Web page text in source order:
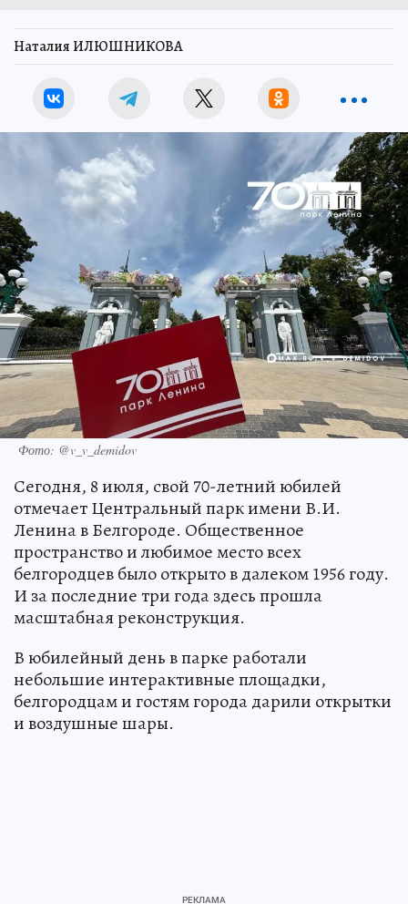
Наталия ИЛЮШНИКОВА
Фото: @v_v_demidov
Сегодня, 8 июля, свой 70-летний юбилей
отмечает Центральный парк имени В.И.
Ленина в Белгороде. Общественное
пространство и любимое место всех
белгородцев было открыто в далеком 1956 году.
И за последние три года здесь прошла
масштабная реконструкция.
В юбилейный день в парке работали
небольшие интерактивные площадки,
белгородцам и гостям города дарили открытки
и воздушные шары.